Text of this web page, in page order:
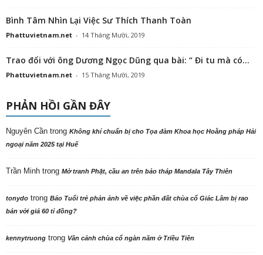
Bình Tâm Nhìn Lại Việc Sư Thích Thanh Toàn
Phattuvietnam.net - 14 Tháng Mười, 2019
Trao đổi với ông Dương Ngọc Dũng qua bài: “ Đi tu mà có...
Phattuvietnam.net - 15 Tháng Mười, 2019
PHẢN HỒI GẦN ĐÂY
Nguyên Cần trong Không khí chuẩn bị cho Tọa đàm Khoa học Hoằng pháp Hải
ngoại năm 2025 tại Huế
Trần Minh trong Mở tranh Phật, cầu an trên bảo tháp Mandala Tây Thiên
tonydo trong Báo Tuổi trẻ phản ảnh về việc phần đất chùa cổ Giác Lâm bị rao
bán với giá 60 tỉ đồng?
kennytruong trong Vãn cảnh chùa cổ ngàn năm ở Triều Tiên